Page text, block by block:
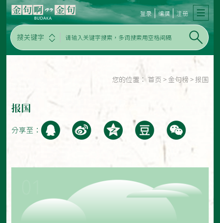
搜关键字
登录 编撰 注册
您的位置： 首页 > 金句榜 > 报国
报国
分享至：